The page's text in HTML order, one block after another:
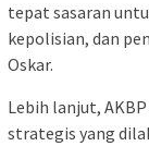
tepat sasaran
kepolisian, dan
Oskar.
Lebih lanjut,
strategis yang